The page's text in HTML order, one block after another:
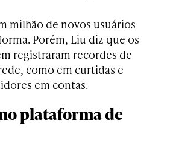
milhão de novos usuários
Porém, Liu diz que os
registraram recordes de
como em curtidas e
em contas.
plataforma de